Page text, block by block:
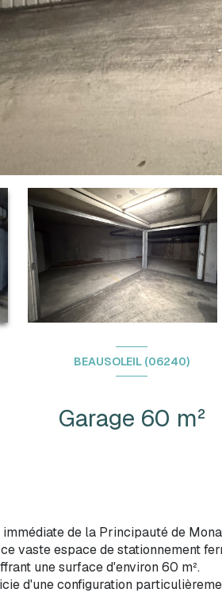
BEAUSOLEIL (06240)
Garage 60 m²
de la Principauté de
vaste espace de stationnement
une surface d'environ 60 m².
d'une configuration